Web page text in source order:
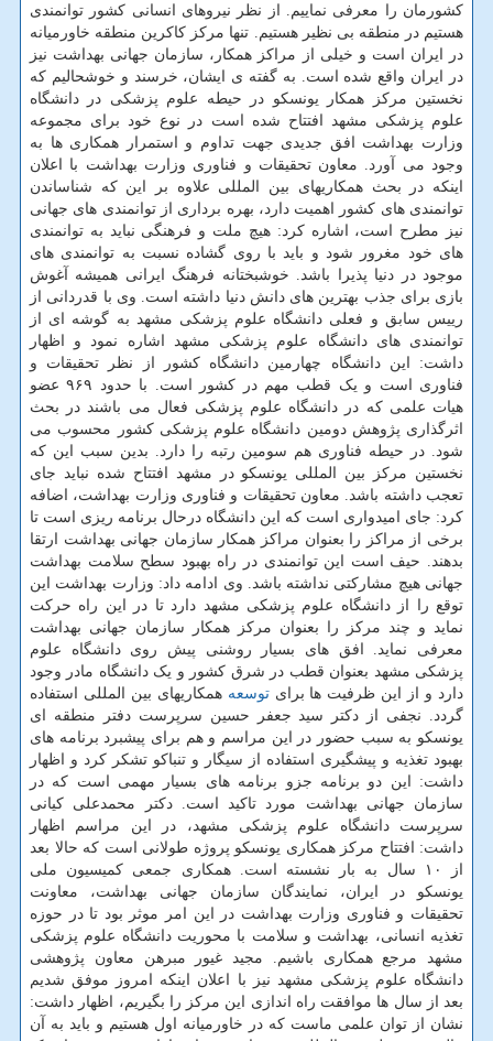
کشورمان را معرفی نماییم. از نظر نیروهای انسانی کشور توانمندی
هستیم در منطقه بی نظیر هستیم. تنها مرکز کاکرین منطقه خاورمیانه
در ایران است و خیلی از مراکز همکار، سازمان جهانی بهداشت نیز
در ایران واقع شده است. به گفته ی ایشان، خرسند و خوشحالیم که
نخستین مرکز همکار یونسکو در حیطه علوم پزشکی در دانشگاه
علوم پزشکی مشهد افتتاح شده است در نوع خود برای مجموعه
وزارت بهداشت افق جدیدی جهت تداوم و استمرار همکاری ها به
وجود می آورد. معاون تحقیقات و فناوری وزارت بهداشت با اعلان
اینکه در بحث همکاریهای بین المللی علاوه بر این که شناساندن
توانمندی های کشور اهمیت دارد، بهره برداری از توانمندی های جهانی
نیز مطرح است، اشاره کرد: هیچ ملت و فرهنگی نباید به توانمندی
های خود مغرور شود و باید با روی گشاده نسبت به توانمندی های
موجود در دنیا پذیرا باشد. خوشبختانه فرهنگ ایرانی همیشه آغوش
بازی برای جذب بهترین های دانش دنیا داشته است. وی با قدردانی از
رییس سابق و فعلی دانشگاه علوم پزشکی مشهد به گوشه ای از
توانمندی های دانشگاه علوم پزشکی مشهد اشاره نمود و اظهار
داشت: این دانشگاه چهارمین دانشگاه کشور از نظر تحقیقات و
فناوری است و یک قطب مهم در کشور است. با حدود ۹۶۹ عضو
هیات علمی که در دانشگاه علوم پزشکی فعال می باشند در بحث
اثرگذاری پژوهش دومین دانشگاه علوم پزشکی کشور محسوب می
شود. در حیطه فناوری هم سومین رتبه را دارد. بدین سبب این که
نخستین مرکز بین المللی یونسکو در مشهد افتتاح شده نباید جای
تعجب داشته باشد. معاون تحقیقات و فناوری وزارت بهداشت، اضافه
کرد: جای امیدواری است که این دانشگاه درحال برنامه ریزی است تا
برخی از مراکز را بعنوان مراکز همکار سازمان جهانی بهداشت ارتقا
بدهند. حیف است این توانمندی در راه بهبود سطح سلامت بهداشت
جهانی هیچ مشارکتی نداشته باشد. وی ادامه داد: وزارت بهداشت این
توقع را از دانشگاه علوم پزشکی مشهد دارد تا در این راه حرکت
نماید و چند مرکز را بعنوان مرکز همکار سازمان جهانی بهداشت
معرفی نماید. افق های بسیار روشنی پیش روی دانشگاه علوم
پزشکی مشهد بعنوان قطب در شرق کشور و یک دانشگاه مادر وجود
دارد و از این ظرفیت ها برایتوسعه همکاریهای بین المللی استفاده
گردد. نجفی از دکتر سید جعفر حسین سرپرست دفتر منطقه ای
یونسکو به سبب حضور در این مراسم و هم برای پیشبرد برنامه های
بهبود تغذیه و پیشگیری استفاده از سیگار و تنباکو تشکر کرد و اظهار
داشت: این دو برنامه جزو برنامه های بسیار مهمی است که در
سازمان جهانی بهداشت مورد تاکید است. دکتر محمدعلی کیانی
سرپرست دانشگاه علوم پزشکی مشهد، در این مراسم اظهار
داشت: افتتاح مرکز همکاری یونسکو پروژه طولانی است که حالا بعد
از ۱۰ سال به بار نشسته است. همکاری جمعی کمیسیون ملی
یونسکو در ایران، نمایندگان سازمان جهانی بهداشت، معاونت
تحقیقات و فناوری وزارت بهداشت در این امر موثر بود تا در حوزه
تغذیه انسانی، بهداشت و سلامت با محوریت دانشگاه علوم پزشکی
مشهد مرجع همکاری باشیم. مجید غیور مبرهن معاون پژوهشی
دانشگاه علوم پزشکی مشهد نیز با اعلان اینکه امروز موفق شدیم
بعد از سال ها موافقت راه اندازی این مرکز را بگیریم، اظهار داشت:
نشان از توان علمی ماست که در خاورمیانه اول هستیم و باید به آن